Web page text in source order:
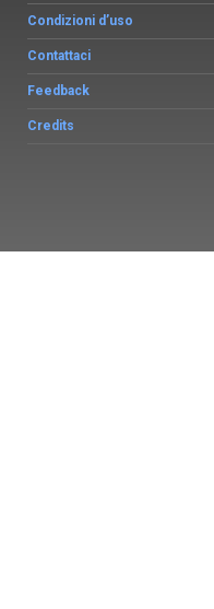
Condizioni d’uso
Contattaci
Feedback
Credits